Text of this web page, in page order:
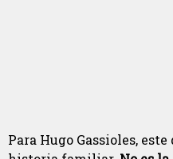
Para Hugo Gassioles,